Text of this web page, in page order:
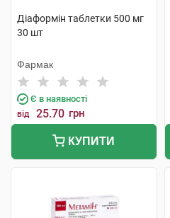
Діаформін таблетки 500 мг
30 шт
Фармак
Є в наявності
від 25.70 грн
КУПИТИ